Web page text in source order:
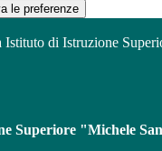
le preferenze
Istituto di Istruzione
Superiore "Michele